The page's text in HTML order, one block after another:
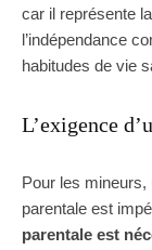
car il représente
l’indépendance
habitudes de vie
L’exigence
Pour les mineurs,
parentale est
parentale est